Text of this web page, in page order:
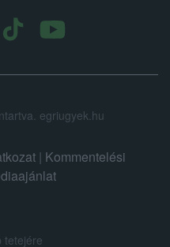
egriugyek.hu
| Kommentelési
tetejére